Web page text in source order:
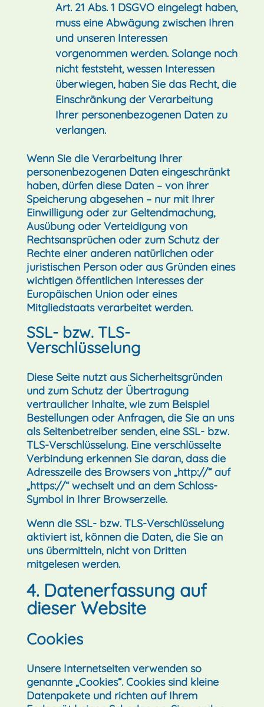
Art. 21 Abs. 1 DSGVO eingelegt haben,
muss eine Abwägung zwischen Ihren
und unseren Interessen
vorgenommen werden. Solange noch
nicht feststeht, wessen Interessen
überwiegen, haben Sie das Recht, die
Einschränkung der Verarbeitung
Ihrer personenbezogenen Daten zu
verlangen.
Wenn Sie die Verarbeitung Ihrer
personenbezogenen Daten eingeschränkt
haben, dürfen diese Daten – von ihrer
Speicherung abgesehen – nur mit Ihrer
Einwilligung oder zur Geltendmachung,
Ausübung oder Verteidigung von
Rechtsansprüchen oder zum Schutz der
Rechte einer anderen natürlichen oder
juristischen Person oder aus Gründen eines
wichtigen öffentlichen Interesses der
Europäischen Union oder eines
Mitgliedstaats verarbeitet werden.
SSL- bzw. TLS-
Verschlüsselung
Diese Seite nutzt aus Sicherheitsgründen
und zum Schutz der Übertragung
vertraulicher Inhalte, wie zum Beispiel
Bestellungen oder Anfragen, die Sie an uns
als Seitenbetreiber senden, eine SSL- bzw.
TLS-Verschlüsselung. Eine verschlüsselte
Verbindung erkennen Sie daran, dass die
Adresszeile des Browsers von „http://“ auf
„https://“ wechselt und an dem Schloss-
Symbol in Ihrer Browserzeile.
Wenn die SSL- bzw. TLS-Verschlüsselung
aktiviert ist, können die Daten, die Sie an
uns übermitteln, nicht von Dritten
mitgelesen werden.
4. Datenerfassung auf
dieser Website
Cookies
Unsere Internetseiten verwenden so
genannte „Cookies“. Cookies sind kleine
Datenpakete und richten auf Ihrem